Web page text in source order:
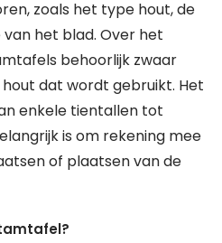
zoals het type hout, de
het blad. Over het
behoorlijk zwaar
dat wordt gebruikt. Het
enkele tientallen tot
is om rekening mee
of plaatsen van de